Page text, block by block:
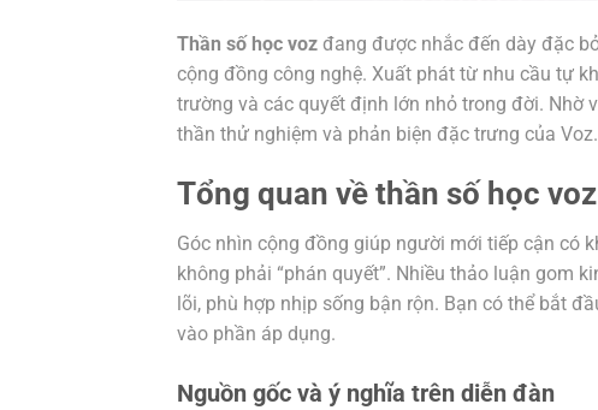
Thần số học voz đang được nhắc đến dày đặc
cộng đồng công nghệ. Xuất phát từ nhu cầu tự
trường và các quyết định lớn nhỏ trong đời. Nhờ
thần thử nghiệm và phản biện đặc trưng của Voz.
Tổng quan về thần số học voz
Góc nhìn cộng đồng giúp người mới tiếp cận có
không phải “phán quyết”. Nhiều thảo luận gom
lõi, phù hợp nhịp sống bận rộn. Bạn có thể bắt
vào phần áp dụng.
Nguồn gốc và ý nghĩa trên diễn đàn